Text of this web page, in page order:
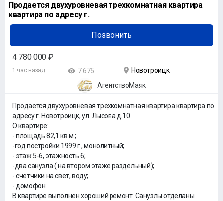
Продается двухуровневая трехкомнатная квартира
квартира по адресу г.
Позвонить
4 780 000 ₽
1 час назад 7 675
Новотроицк
АгентствоМаяк
Продается двухуровневая трехкомнатная квартира квартира по
адресу г. Новотроицк, ул. Лысова д.10
О квартире:
- площадь 82,1 кв.м.;
-год постройки 1999 г., монолитный;
- этаж 5-6, этажность 6;
-два санузла ( на втором этаже раздельный);
- счетчики на свет, воду;
- домофон.
В квартире выполнен хороший ремонт. Санузлы отделаны